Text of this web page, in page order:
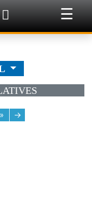
☰
×
» →